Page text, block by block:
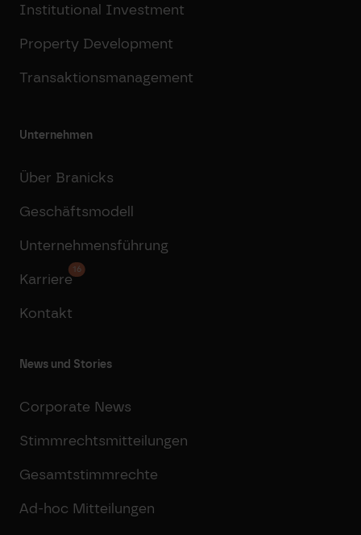
Institutional Investment
Property Development
Transaktionsmanagement
Unternehmen
Über Branicks
Geschäftsmodell
Unternehmensführung
Karriere
16
Kontakt
News und Stories
Corporate News
Stimmrechtsmitteilungen
Gesamtstimmrechte
Ad-hoc Mitteilungen